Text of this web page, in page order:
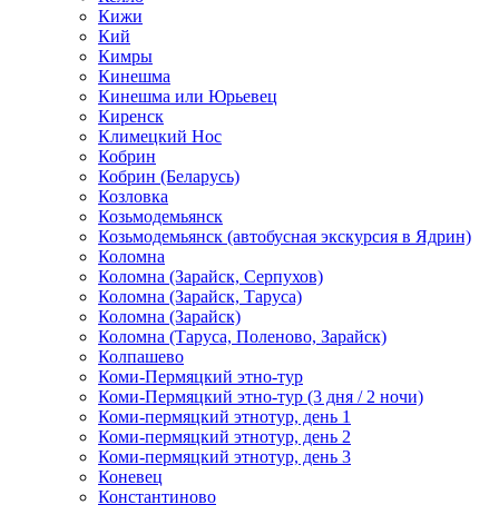
Кижи
Кий
Кимры
Кинешма
Кинешма или Юрьевец
Киренск
Климецкий Нос
Кобрин
Кобрин (Беларусь)
Козловка
Козьмодемьянск
Козьмодемьянск (автобусная экскурсия в Ядрин)
Коломна
Коломна (Зарайск, Серпухов)
Коломна (Зарайск, Таруса)
Коломна (Зарайск)
Коломна (Таруса, Поленово, Зарайск)
Колпашево
Коми-Пермяцкий этно-тур
Коми-Пермяцкий этно-тур (3 дня / 2 ночи)
Коми-пермяцкий этнотур, день 1
Коми-пермяцкий этнотур, день 2
Коми-пермяцкий этнотур, день 3
Коневец
Константиново